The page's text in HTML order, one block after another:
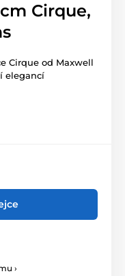
Cirque,
Cirque od Maxwell
elegancí
›